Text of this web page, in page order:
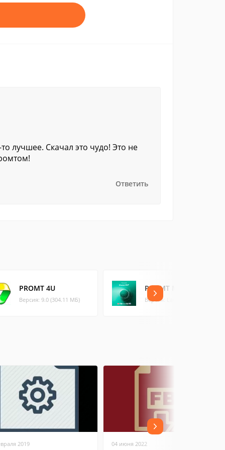
лучшее. Скачал это чудо! Это не
Ответить
PROMT 4U
Версия: 9.0 (304.11 МБ)
PROMT Master NMT
Версия: Latest
2019 04 июня 2022